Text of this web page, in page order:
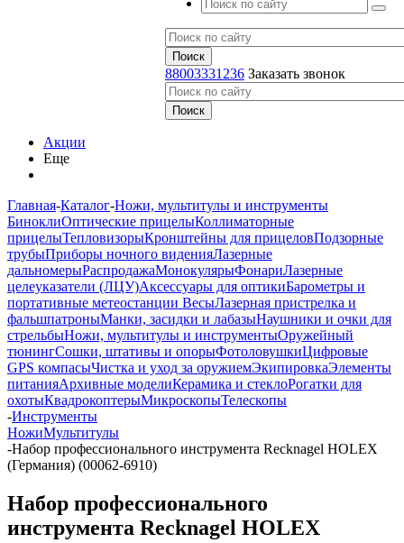
88003331236 Заказать звонок
Акции
Еще
Главная-Каталог-Ножи, мультитулы и инструменты
БиноклиОптические прицелыКоллиматорные
прицелыТепловизорыКронштейны для прицеловПодзорные
трубыПриборы ночного виденияЛазерные
дальномерыРаспродажаМонокулярыФонариЛазерные
целеуказатели (ЛЦУ)Аксессуары для оптикиБарометры и
портативные метеостанции ВесыЛазерная пристрелка и
фальшпатроныМанки, засидки и лабазыНаушники и очки для
стрельбыНожи, мультитулы и инструментыОружейный
тюнингСошки, штативы и опорыФотоловушкиЦифровые
GPS компасыЧистка и уход за оружиемЭкипировкаЭлементы
питанияАрхивные моделиКерамика и стеклоРогатки для
охотыКвадрокоптерыМикроскопыТелескопы
-Инструменты
НожиМультитулы
-Набор профессионального инструмента Recknagel HOLEX
(Германия) (00062-6910)
Набор профессионального
инструмента Recknagel HOLEX